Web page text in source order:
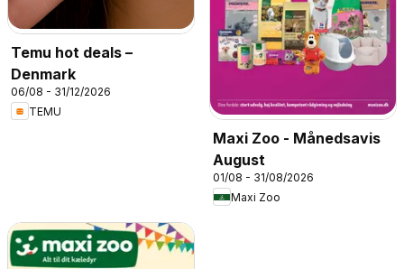
Temu hot deals –
Denmark
06/08 - 31/12/2026
TEMU
Maxi Zoo - Månedsavis
August
01/08 - 31/08/2026
Maxi Zoo